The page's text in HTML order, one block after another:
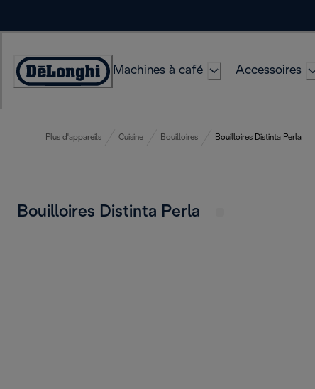
Déclaration
Machines à café Accessoires
Plus d'appareils Cuisine Bouilloires Bouilloires Distinta Perla
Bouilloires Distinta Perla